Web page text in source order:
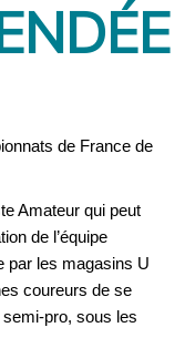
de France de
Amateur qui peut
de l’équipe
par les magasins U
coureurs de se
pro, sous les